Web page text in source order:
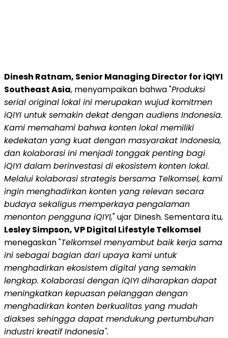
Dinesh Ratnam, Senior Managing Director for iQIYI
Southeast Asia, menyampaikan bahwa "Produksi
serial original lokal ini merupakan wujud komitmen
iQIYI untuk semakin dekat dengan audiens Indonesia.
Kami memahami bahwa konten lokal memiliki
kedekatan yang kuat dengan masyarakat Indonesia,
dan kolaborasi ini menjadi tonggak penting bagi
iQIYI dalam berinvestasi di ekosistem konten lokal.
Melalui kolaborasi strategis bersama Telkomsel, kami
ingin menghadirkan konten yang relevan secara
budaya sekaligus memperkaya pengalaman
menonton pengguna iQIYI," ujar Dinesh. Sementara itu,
Lesley Simpson, VP Digital Lifestyle Telkomsel
menegaskan "Telkomsel menyambut baik kerja sama
ini sebagai bagian dari upaya kami untuk
menghadirkan ekosistem digital yang semakin
lengkap. Kolaborasi dengan iQIYI diharapkan dapat
meningkatkan kepuasan pelanggan dengan
menghadirkan konten berkualitas yang mudah
diakses sehingga dapat mendukung pertumbuhan
industri kreatif Indonesia".